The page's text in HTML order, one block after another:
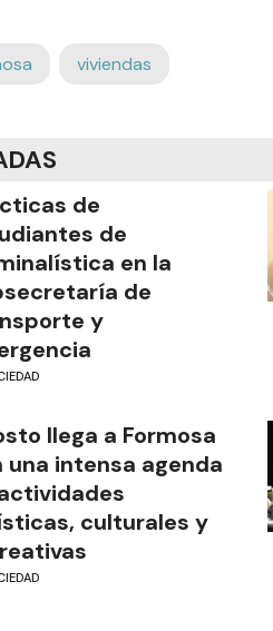
viviendas
de
de
en la
de
y
llega a Formosa
una intensa agenda
culturales y